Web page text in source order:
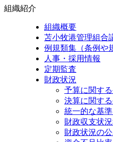
組織紹介
組織概要
苫小牧港管理組合
例規類集（条例や
人事・採用情報
定期監査
財政状況
予算に関す
決算に関す
統一的な基
財政収支状
財政状況の